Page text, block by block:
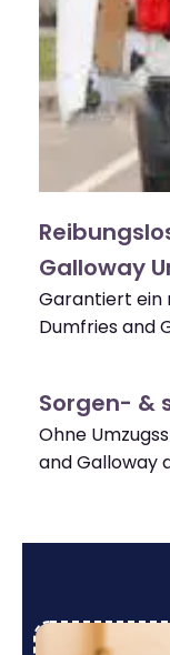
Galloway
Garantiert ein
Dumfries and
Sorgen- &
Ohne
and Galloway